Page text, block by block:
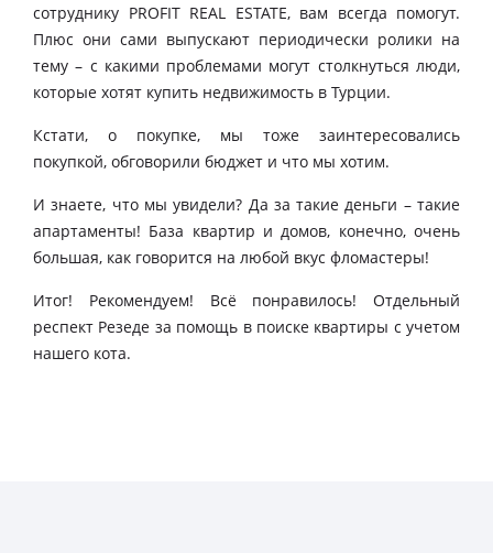
сотруднику PROFIT REAL ESTATE, вам всегда помогут.
Плюс они сами выпускают периодически ролики на
тему – с какими проблемами могут столкнуться люди,
которые хотят купить недвижимость в Турции.
Кстати, о покупке, мы тоже заинтересовались
покупкой, обговорили бюджет и что мы хотим.
И знаете, что мы увидели? Да за такие деньги – такие
апартаменты! База квартир и домов, конечно, очень
большая, как говорится на любой вкус фломастеры!
Итог! Рекомендуем! Всё понравилось! Отдельный
респект Резеде за помощь в поиске квартиры с учетом
нашего кота.